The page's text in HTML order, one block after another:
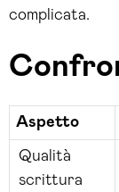
complicata.
Aspetto
Qualità
scrittura